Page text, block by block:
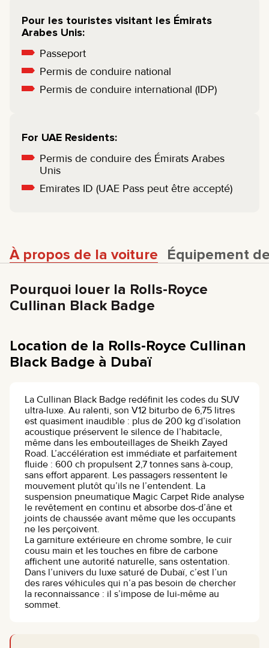
Pour les touristes visitant les Émirats
Arabes Unis:
Passeport
Permis de conduire national
Permis de conduire international (IDP)
For UAE Residents:
Permis de conduire des Émirats Arabes
Unis
Emirates ID (UAE Pass peut être accepté)
À propos de la voiture
Équipement
Pourquoi louer la Rolls-Royce
Cullinan Black Badge
Location de la Rolls-Royce Cullinan
Black Badge à Dubaï
La Cullinan Black Badge redéfinit les codes du SUV
ultra-luxe. Au ralenti, son V12 biturbo de 6,75 litres
est quasiment inaudible : plus de 200 kg d’isolation
acoustique préservent le silence de l’habitacle,
même dans les embouteillages de Sheikh Zayed
Road. L’accélération est immédiate et parfaitement
fluide : 600 ch propulsent 2,7 tonnes sans à-coup,
sans effort apparent. Les passagers ressentent le
mouvement plutôt qu’ils ne l’entendent. La
suspension pneumatique Magic Carpet Ride analyse
le revêtement en continu et absorbe dos-d’âne et
joints de chaussée avant même que les occupants
ne les perçoivent.
La garniture extérieure en chrome sombre, le cuir
cousu main et les touches en fibre de carbone
affichent une autorité naturelle, sans ostentation.
Dans l’univers du luxe saturé de Dubaï, c’est l’un
des rares véhicules qui n’a pas besoin de chercher
la reconnaissance : il s’impose de lui-même au
sommet.